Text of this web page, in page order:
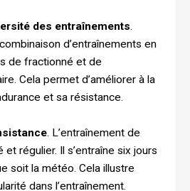
des entraînements.
d’entraînements en
de fractionné et de
Cela permet d’améliorer à la
et sa résistance.
. L’entraînement de
régulier. Il s’entraîne six jours
soit la météo. Cela illustre
dans l’entraînement.